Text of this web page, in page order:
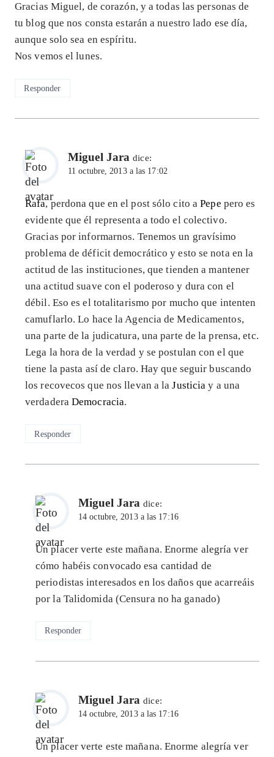
Gracias Miguel, de corazón, y a todas las personas de
tu blog que nos consta estarán a nuestro lado ese día,
aunque solo sea en espíritu.
Nos vemos el lunes.
Responder
Miguel Jara dice:
11 octubre, 2013 a las 17:02
Rafa, perdona que en el post sólo cito aPepe pero es
evidente que él representa a todo el colectivo.
Gracias por informarnos. Tenemos un gravísimo
problema de déficit democrático y esto se nota en la
actitud de las instituciones, que tienden a mantener
una actitud suave con el poderoso y dura con el
débil. Eso es el totalitarismo por mucho que intenten
camuflarlo. Lo hace la Agencia de Medicamentos,
una parte de la judicatura, una parte de la prensa, etc.
Lega la hora de la verdad y se postulan con el que
tiene la pasta así de claro. Hay que seguir buscando
los recovecos que nos llevan a laJusticiay a una
verdaderaDemocracia.
Responder
Miguel Jara dice:
14 octubre, 2013 a las 17:16
Un placer verte este mañana. Enorme alegría ver
cómo habéis convocado esa cantidad de
periodistas interesados en los daños que acarreáis
por la Talidomida (Censura no ha ganado)
Responder
Miguel Jara dice:
14 octubre, 2013 a las 17:16
Un placer verte este mañana. Enorme alegría ver